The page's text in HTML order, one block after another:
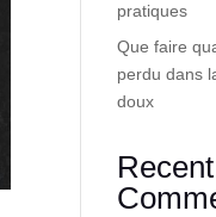
pratiques
Que faire
perdu dans
doux
Recent